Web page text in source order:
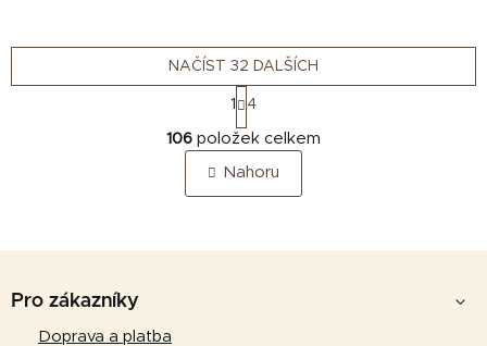
O
v
l
á
a
NAČÍST 32 DALŠÍCH
S
t
r
á
n
k
1 4
106 položek celkem
Nahoru
Pro zákazníky
Doprava a platba